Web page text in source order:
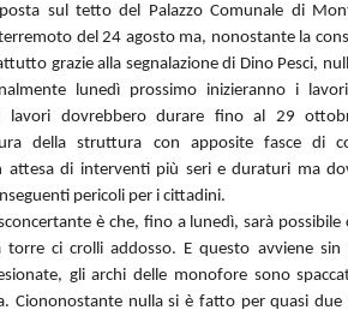
sul tetto del Palazzo Comunale di
del 24 agosto ma, nonostante la
grazie alla segnalazione di Dino Pesci,
lunedì prossimo inizieranno i
lavori dovrebbero durare fino al 29
della struttura con apposite fasce di
attesa di interventi più seri e duraturi ma
pericoli per i cittadini.
è che, fino a lunedì, sarà
torre ci crolli addosso. E questo avviene
gli archi delle monofore sono
Ciononostante nulla si è fatto per quasi